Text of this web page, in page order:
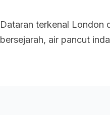
Dataran terkenal London
bersejarah, air pancut